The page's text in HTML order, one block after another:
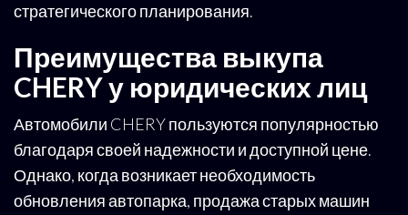
стратегического планирования.
Преимущества выкупа
CHERY у юридических лиц
Автомобили CHERY пользуются популярностью
благодаря своей надежности и доступной цене.
Однако, когда возникает необходимость
обновления автопарка, продажа старых машин